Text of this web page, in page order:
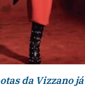
da Vizzano